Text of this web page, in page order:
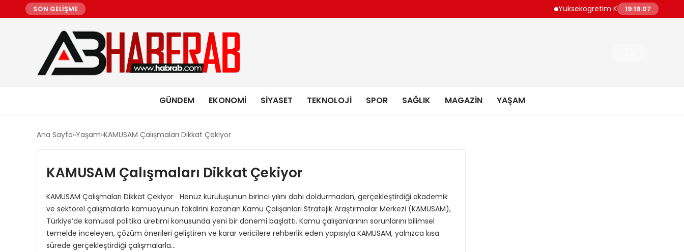
SON GELİŞME Yuksekogretim Kurulundan Dijital
19:19:08
GÜNDEM EKONOMI SIYASET TEKNOLOJI SPOR SAĞLIK MAGAZIN YAŞAM
Ana Sayfa Yaşam KAMUSAM Çalışmaları Dikkat Çekiyor
KAMUSAM Çalışmaları Dikkat Çekiyor
KAMUSAM Çalışmaları Dikkat Çekiyor Henüz kuruluşunun birinci yılını dahi doldurmadan, gerçekleştirdiği akademik
ve sektörel çalışmalarla kamuoyunun takdirini kazanan Kamu Çalışanları Stratejik Araştırmalar Merkezi (KAMUSAM),
Türkiye’de kamusal politika üretimi konusunda yeni bir dönemi başlattı. Kamu çalışanlarının sorunlarını bilimsel
temelde inceleyen, çözüm önerileri geliştiren ve karar vericilere rehberlik eden yapısıyla KAMUSAM, yalnızca kısa
sürede gerçekleştirdiği çalışmalarla…